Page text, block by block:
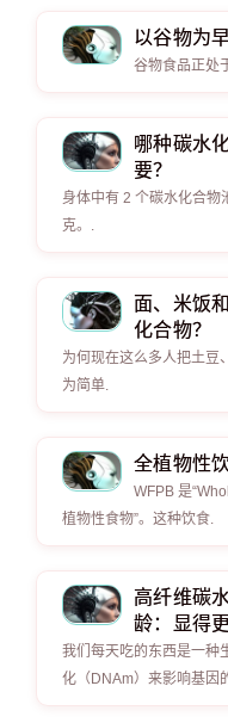
以谷物为
谷物食品正处
哪种碳水
要？
身体中有 2 个碳水化合物
克。.
面、米饭
化合物？
为何现在这么多人把土豆
为简单.
全植物性
WFPB 是
植物性食物”。这种饮食.
高纤维碳
龄：显得
我们每天吃的东西是一种
化（DNAm）来影响基因